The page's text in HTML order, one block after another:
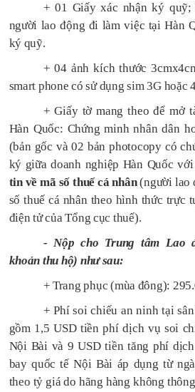
+ 01 Giấy xác nhận ký quỹ;
người lao động đi làm việc tại Hàn
ký quỹ.
+ 04 ảnh kích thước
smart phone có sử dụng sim 3G hoặc
+ Giấy tờ mang theo để mở
Hàn Quốc: Chứng minh nhân dân
(bản gốc và 02 bản photocopy có
ký giữa doanh nghiệp Hàn Quốc
tin về mã số thuế cá nhân(người lao
số thuế cá nhân theo hình thức trực
điện tử của Tổng cục thuế).
- Nộp cho Trung tâm Lao
khoản thu hộ) như sau:
+ Trang phục (mùa đông):
+ Phí soi chiếu an ninh tại
gồm 1,5 USD tiền phí dịch vụ soi
Nội Bài và 9 USD tiền tăng phí
bay quốc tế Nội Bài áp dụng từ
theo tỷ giá do hãng hàng không